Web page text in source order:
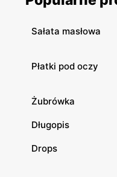
Sałata masłowa
Płatki pod oczy
Żubrówka
Długopis
Drops